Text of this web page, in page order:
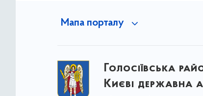
Мапа порталу
Голосіївська
Києві державна